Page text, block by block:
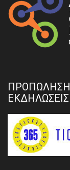
ΠΡΟΠΩΛΗΣΗ
ΕΚΔΗΛΩΣΕΙΣ